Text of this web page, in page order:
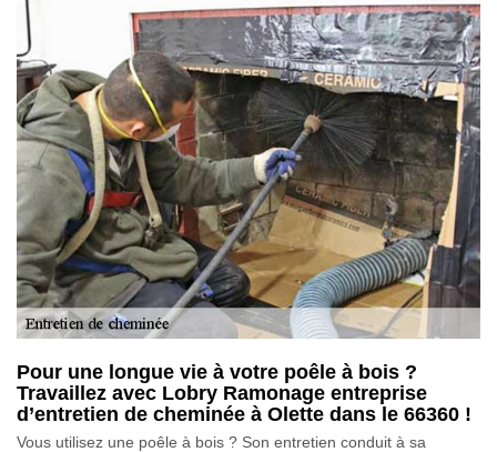
Pour une longue vie à votre poêle à bois ?
Travaillez avec Lobry Ramonage entreprise
d’entretien de cheminée à Olette dans le 66360 !
Vous utilisez une poêle à bois ? Son entretien conduit à sa